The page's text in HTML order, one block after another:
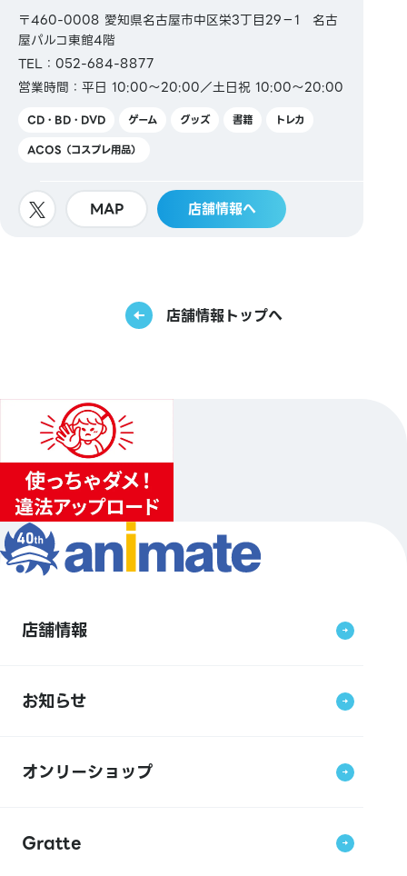
〒460-0008 愛知県名古屋市中区栄3丁目29−1 名古
屋パルコ東館4階
TEL：052-684-8877
営業時間：平日 10:00～20:00／土日祝 10:00～20:00
CD・BD・DVD ゲーム グッズ 書籍
トレカ
ACOS（コスプレ用品）
MAP 店舗情報へ
店舗情報トップへ
店舗情報
お知らせ
オンリーショップ
Gratte